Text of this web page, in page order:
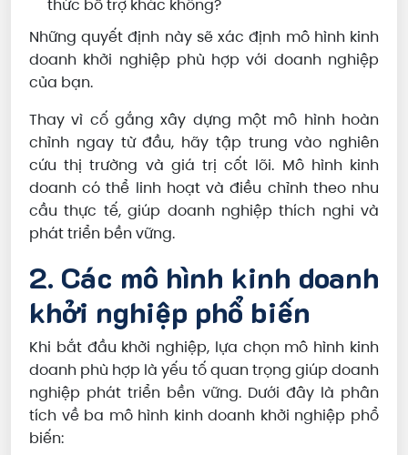
thức bổ trợ khác không?
Những quyết định này sẽ xác định mô hình kinh
doanh khởi nghiệp phù hợp với doanh nghiệp
của bạn.
Thay vì cố gắng xây dựng một mô hình hoàn
chỉnh ngay từ đầu, hãy tập trung vào nghiên
cứu thị trường và giá trị cốt lõi. Mô hình kinh
doanh có thể linh hoạt và điều chỉnh theo nhu
cầu thực tế, giúp doanh nghiệp thích nghi và
phát triển bền vững.
2. Các mô hình kinh doanh
khởi nghiệp phổ biến
Khi bắt đầu khởi nghiệp, lựa chọn mô hình kinh
doanh phù hợp là yếu tố quan trọng giúp doanh
nghiệp phát triển bền vững. Dưới đây là phân
tích về ba mô hình kinh doanh khởi nghiệp phổ
biến: